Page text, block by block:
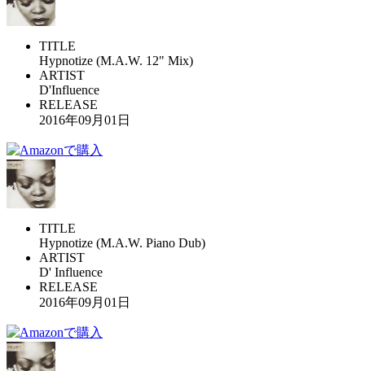
TITLE
Hypnotize (M.A.W. 12" Mix)
ARTIST
D'Influence
RELEASE
2016年09月01日
TITLE
Hypnotize (M.A.W. Piano Dub)
ARTIST
D' Influence
RELEASE
2016年09月01日